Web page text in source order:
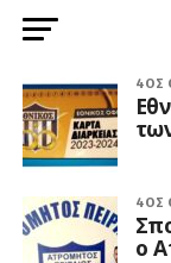
4ΟΣ
4ΟΣ
ο